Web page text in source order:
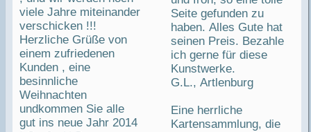
viele Jahre miteinander
verschicken !!!
Herzliche Grüße von
einem zufriedenen
Kunden , eine
besinnliche
Weihnachten
undkommen Sie alle
gut ins neue Jahr 2014
Seite gefunden zu
haben. Alles Gute hat
seinen Preis. Bezahle
ich gerne für diese
Kunstwerke.
G.L., Artlenburg
Eine herrliche
Kartensammlung, die